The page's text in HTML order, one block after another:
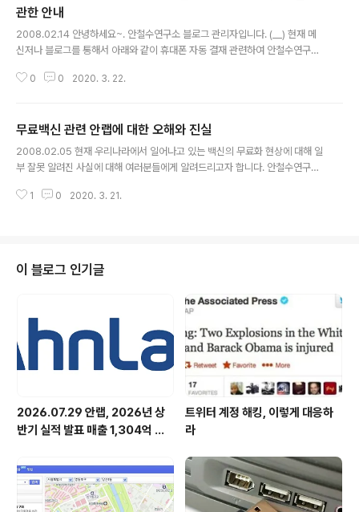
관한 안내
2008.02.14 안녕하세요~. 안철수연구소 블로그 관리자입니다. (__) 현재 메
신저나 블로그를 통해서 아래와 같이 휴대폰 자동 결재 관련하여 안철수연구소
습니다. 그러나 안철수연구소는 이러한 내용에 대해 발표를 한 적이 없음을 알
시기 바랍니다. 만약 통신사기를 당하셨을 경우, 해당 통신사로 신고하시기 바
랍니다. 사기 주의 ! 핸드폰 벨이 울리고 딱 끊어질때, 궁굼해서 그번호로 전화
걸지말것 당부. 일단 그번호로 전화하면 받는사람은없고 23,000원이 자동으
0 0 2020. 3. 22.
무료백신 관련 안랩에 대한 오해와 진실
2008.02.05 현재 우리나라에서 일어나고 있는 백신의 무료화 현상에 대해 일
부 잘못 알려진 사실에 대해 여러분들에게 알려드리고자 합니다. 안철수연구소
바람직하지 않은 일이지만, 이러한 상황에서 이를 좌시하기보다는, 공익적인 관
임지는 기업이 될 것입니다. 오해 : “우리나라에서 벌어지고 있는 백신 소프트웨
어의 무료화 현상은 세계적으로 유례가 없는 일이다”라고 안철수연구소는 주장
1 0 2020. 3. 21.
이 블로그 인기글
2026.07.29 안랩, 2026년 상
반기 실적 발표 매출 1,304억 원,
트위터 계정 해킹, 이렇게 대응하
라